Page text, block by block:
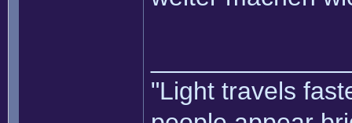
"Light travels